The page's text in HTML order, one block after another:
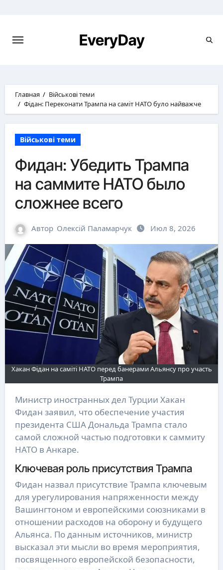
EveryDay
Главная
Військові теми
Фідан: Переконати Трампа на саміт НАТО було найважче
Військові теми
Фидан: Убедить Трампа
на саммите НАТО было
сложнее всего
Автор Олексій Паламарчук Июл 8, 2026
Хакан Фідан на саміті НАТО перед банерами Альянсу про участь
Трампа
Министр иностранных дел Турции Хакан
Фидан заявил, что обеспечение участия
президента США Дональда Трампа стало
самой сложной частью подготовки к саммиту
НАТО в Анкаре.
Ключевая роль присутствия Трампа
Фидан назвал присутствие Трампа ключевым
для урегулирования напряженности между
Вашингтоном и европейскими союзниками в
отношении расходов на оборону и будущего
Альянса. По данным источников, министр
высказал эти мысли во время мероприятия,
посвященного европейской безопасности,